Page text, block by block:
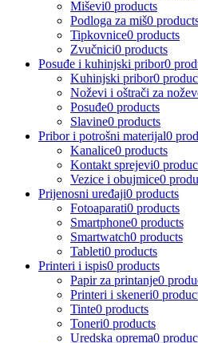
Miševi0 products
Podloga za miš0
Tipkovnice0 products
Zvučnici0 products
Posuđe i kuhinjski pribor0
Kuhinjski pribor0
Noževi i oštrači za
Posuđe0 products
Slavine0 products
Pribor i potrošni materijal0
Kanalice0 products
Kontakt sprejevi0
Vezice i obujmice0
Prijenosni uređaji0 products
Fotoaparati0 products
Smartphone0 products
Smartwatch0 products
Tableti0 products
Printeri i ispis0 products
Papir za printanje0
Printeri i skeneri0
Tinte0 products
Toneri0 products
Uredska oprema0